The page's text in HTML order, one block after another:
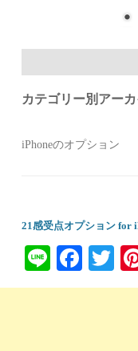
カテゴリー別アー
iPhoneのオプション
21感受点オプション for
Li
ne
Fa
ce
T